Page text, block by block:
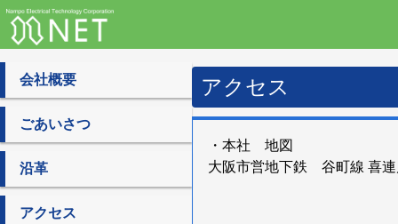
会社概要
ごあいさつ
沿革
アクセス
アクセス
・本社 地図
大阪市営地下鉄 谷町線 喜連